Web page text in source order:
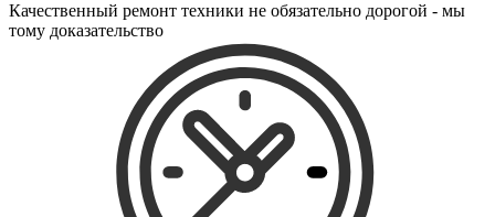
электрических щеток
электрических зубных щеток
электрических газонокосилок
электрического канального нагревателя
электрических опрыскивателей
электрических стеклоочистителей
электрических тестеров
электрических водных насосов
электробритв
электрогенераторов
электрогитар
Качественный ремонт техники не обязательно дорогой - мы
тому доказательство